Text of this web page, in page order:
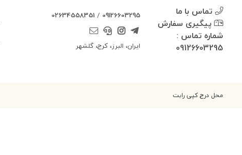
تماس با ما
پیگیری سفارش
شماره تماس :
09126603295
09126603295
/
02634558351
ایران، البرز، کرج، گلشهر
محل درج کپی رایت